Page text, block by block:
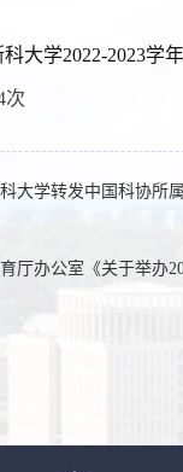
大学2022-2023学
次
大学转发中国科协所
厅办公室《关于举办